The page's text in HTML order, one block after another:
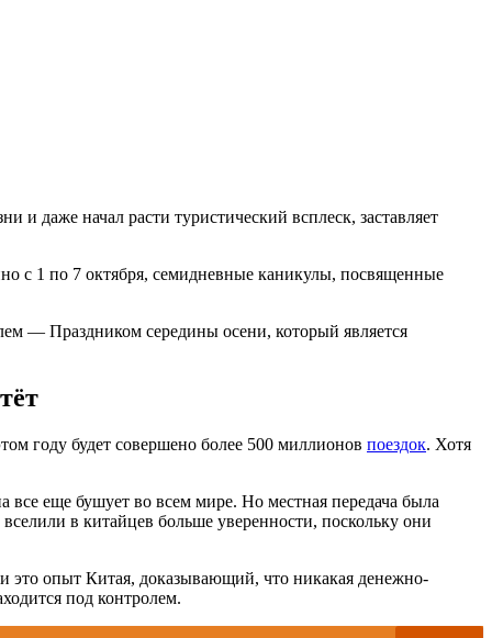
даже начал расти туристический всплеск, заставляет
с 1 по 7 октября, семидневные каникулы, посвященные
— Праздником середины осени, который является
году будет совершено более 500 миллионов поездок. Хотя
еще бушует во всем мире. Но местная передача была
в китайцев больше уверенности, поскольку они
это опыт Китая, доказывающий, что никакая денежно-
под контролем.